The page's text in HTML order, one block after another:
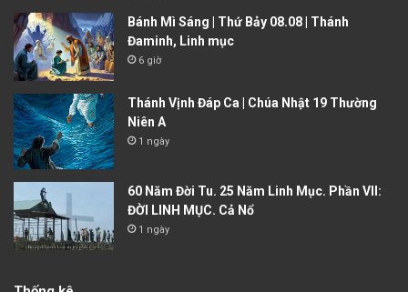
Bánh Mì Sáng | Thứ Bảy 08.08 | Thánh
Đaminh, Linh mục
6 giờ
Thánh Vịnh Đáp Ca | Chúa Nhật 19 Thường
Niên A
1 ngày
60 Năm Đời Tu. 25 Năm Linh Mục. Phần VII:
ĐỜI LINH MỤC. Cả Nổ
1 ngày